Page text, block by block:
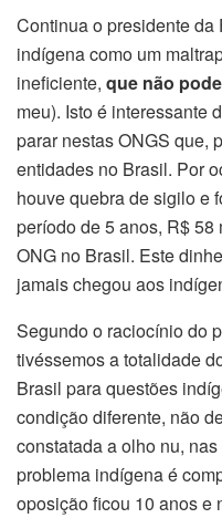
Continua o presidente
indígena como um
ineficiente, que não
meu). Isto é interessante
parar nestas ONGS que,
entidades no Brasil. Por
houve quebra de sigilo e
período de 5 anos, R$
ONG no Brasil. Este
jamais chegou aos
Segundo o raciocínio do
tivéssemos a totalidade
Brasil para questões
condição diferente, não
constatada a olho nu,
problema indígena é
oposição ficou 10 anos e